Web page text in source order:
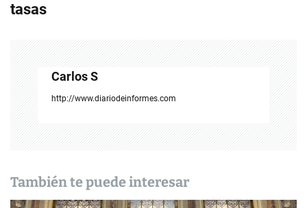
a
tasas
Carlos S
http://www.diariodeinformes.com
También te puede interesar